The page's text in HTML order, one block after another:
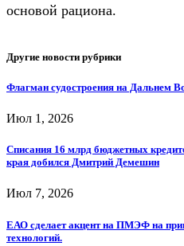
основой рациона.
Другие новости рубрики
Флагман судостроения на Дальнем
Июл 1, 2026
Списания 16 млрд бюджетных
края добился Дмитрий Демешин
Июл 7, 2026
ЕАО сделает акцент на ПМЭФ на
технологий.